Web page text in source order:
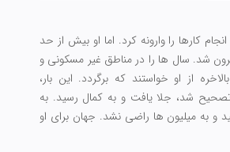
کارها را وارونه کرد. اما او بیش از حد
شد. سال ها را در مناطق غیر مسکونی و
از او خواستند که برگردد. این بار،
شد، جلا یافت و به کمال رسید. به
و به میلیون ها راضی نشد. جهان برای او